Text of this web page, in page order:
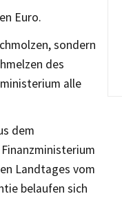
Euro.
sondern
des
alle
dem
Landtages vom
belaufen sich